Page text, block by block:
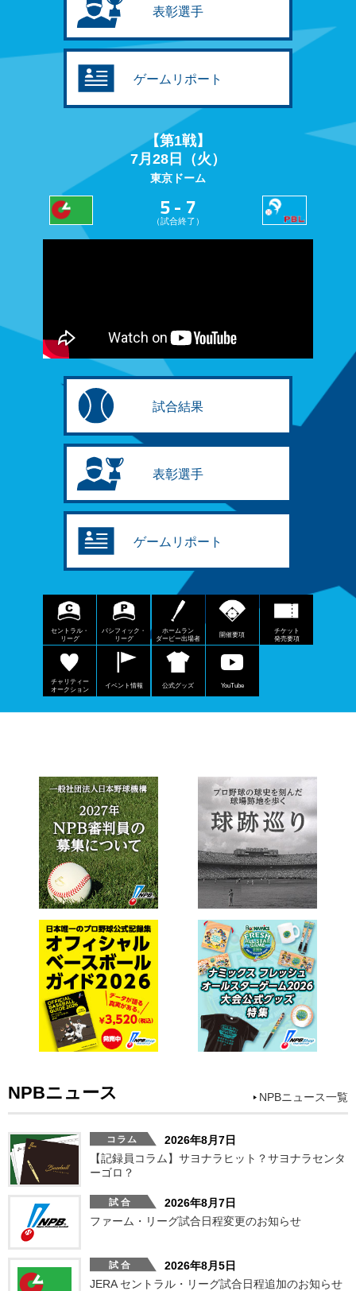
【第1戦】
7月28日（火）
東京ドーム
5 - 7
（試合終了）
試合結果
表彰選手
ゲームリポート
表彰選手
ゲームリポート
セントラル・
リーグ
パシフィック・
リーグ
ホームラン
ダービー出場者
開催要項
チケット
発売要項
チャリティー
オークション
イベント情報 公式グッズ YouTube
NPBニュース
2026年8月7日
【記録員コラム】サヨナラヒット？サヨナラセンタ
ーゴロ？
2026年8月7日
ファーム・リーグ試合日程変更のお知らせ
2026年8月5日
JERA セントラル・リーグ試合日程追加のお知らせ
NPBニュース一覧